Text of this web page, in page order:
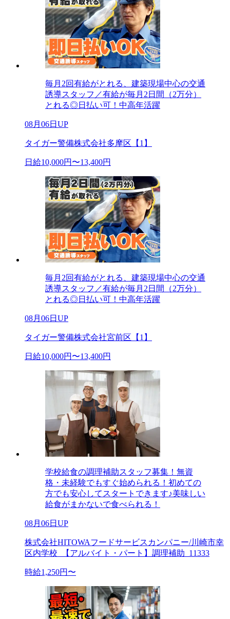
毎月2回有給がとれる、建築現場中心の交通
誘導スタッフ／有給が毎月2日間（2万分）
とれる◎日払い可！中高年活躍
08月06日UP
タイガー警備株式会社多摩区【1】
日給10,000円〜13,400円
毎月2回有給がとれる、建築現場中心の交通
誘導スタッフ／有給が毎月2日間（2万分）
とれる◎日払い可！中高年活躍
08月06日UP
タイガー警備株式会社宮前区【1】
日給10,000円〜13,400円
学校給食の調理補助スタッフ募集！無資
格・未経験でもすぐ始められる！初めての
方でも安心してスタートできます♪美味しい
給食がまかないで食べられる！
08月06日UP
株式会社HITOWAフードサービスカンパニー/川崎市幸
区内学校_【アルバイト・パート】調理補助_11333
時給1,250円〜